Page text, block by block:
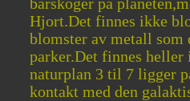
barskoger på
Hjort.Det finnes ikke
blomster av metall som
parker.Det finnes
naturplan 3 til 7 ligger
kontakt med den